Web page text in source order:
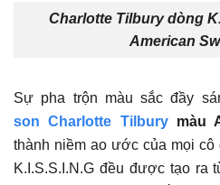
Charlotte Tilbury dòng
American
Sự pha trộn màu sắc đầy
son Charlotte Tilburymàu
thành niềm ao ước của mọi cô
K.I.S.S.I.N.G đều được tạo ra